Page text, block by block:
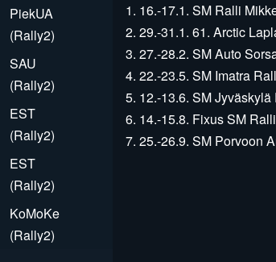
PiekUA
(Rally2)
SAU
(Rally2)
EST
(Rally2)
EST
(Rally2)
KoMoKe
(Rally2)
1. 16.-17.1. SM Ralli
2. 29.-31.1. 61. Arctic
3. 27.-28.2. SM Auto
4. 22.-23.5. SM Imatra
5. 12.-13.6. SM
6. 14.-15.8. Fixus SM
7. 25.-26.9. SM Porvoon